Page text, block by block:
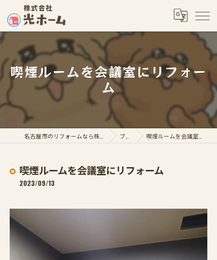
喫煙ルームを会議室にリフォー
ム
ブログ 喫煙ルームを会議室にリフォーム
喫煙ルームを会議室にリフォーム
2023/09/13